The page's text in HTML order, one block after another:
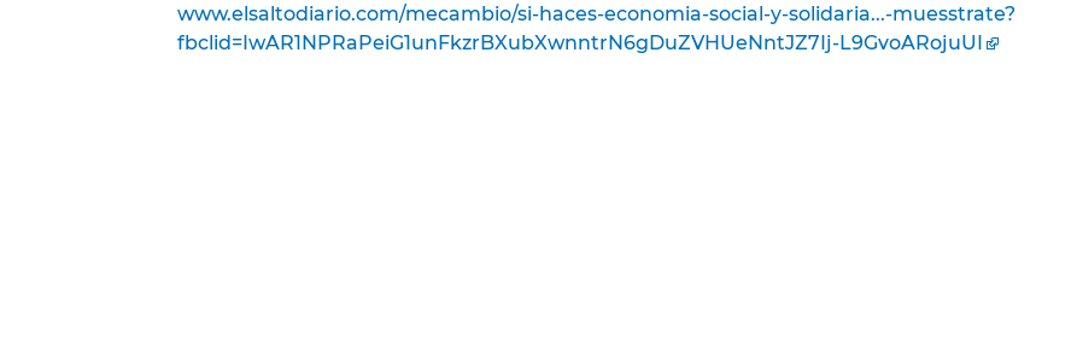
www.elsaltodiario.com/mecambio/si-haces-economia-social-y-solidaria...-muesstrate?
fbclid=IwAR1NPRaPeiG1unFkzrBXubXwnntrN6gDuZVHUeNntJZ7Ij-L9GvoARojuUI